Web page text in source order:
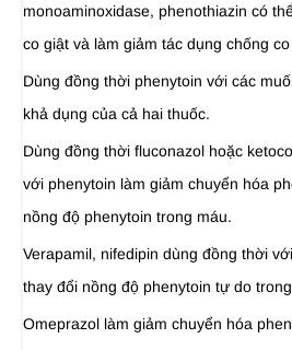
monoaminoxidase, phenothiazin có
co giật và làm giảm tác dụng chống
Dùng đồng thời phenytoin với các
khả dụng của cả hai thuốc.
Dùng đồng thời fluconazol hoặc
với phenytoin làm giảm chuyển hóa
nồng độ phenytoin trong máu.
Verapamil, nifedipin dùng đồng thời
thay đổi nồng độ phenytoin tự do
Omeprazol làm giảm chuyển hóa